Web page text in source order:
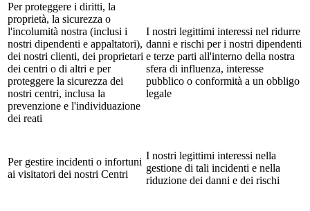
Per proteggere i diritti, la
proprietà, la sicurezza o
l'incolumità nostra (inclusi i
nostri dipendenti e appaltatori),
dei nostri clienti, dei proprietari
dei centri o di altri e per
proteggere la sicurezza dei
nostri centri, inclusa la
prevenzione e l'individuazione
dei reati
I nostri legittimi interessi nel ridurre
danni e rischi per i nostri dipendenti
e terze parti all'interno della nostra
sfera di influenza, interesse
pubblico o conformità a un obbligo
legale
Per gestire incidenti o infortuni
ai visitatori dei nostri Centri
I nostri legittimi interessi nella
gestione di tali incidenti e nella
riduzione dei danni e dei rischi